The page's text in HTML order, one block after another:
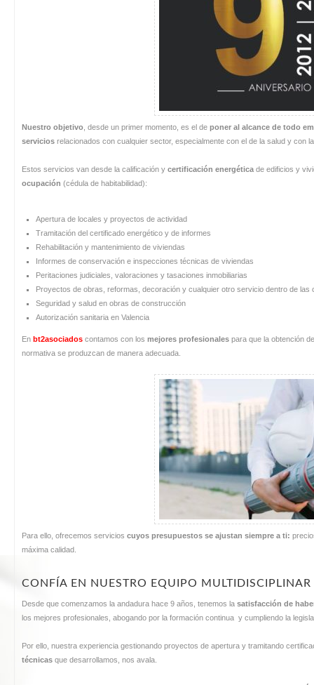
Nuestro objetivo, desde un primer momento, es el de poner al alcance de todo
servicios relacionados con cualquier sector, especialmente con el de la salud y con
Estos servicios van desde la calificación y certificación energética de edificios y
ocupación (cédula de habitabilidad):
Apertura de locales y proyectos de actividad
Tramitación del certificado energético y de informes
Rehabilitación y mantenimiento de viviendas
Informes de conservación e inspecciones técnicas de viviendas
Peritaciones judiciales, valoraciones y tasaciones inmobiliarias
Proyectos de obras, reformas, decoración y cualquier otro servicio dentro de las
Seguridad y salud en obras de construcción
Autorización sanitaria en Valencia
En bt2asociados contamos con los mejores profesionales para que la obtención
normativa se produzcan de manera adecuada.
Para ello, ofrecemos servicios cuyos presupuestos se ajustan siempre a ti:
máxima calidad.
CONFÍA EN NUESTRO EQUIPO MULTIDISCIPLINAR
Desde que comenzamos la andadura hace 9 años, tenemos la satisfacción de
los mejores profesionales, abogando por la formación continua y cumpliendo la
Por ello, nuestra experiencia gestionando proyectos de apertura y tramitando
técnicas que desarrollamos, nos avala.